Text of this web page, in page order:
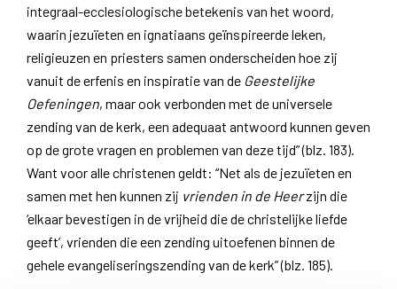
integraal-ecclesiologische betekenis van het woord,
waarin jezuïeten en ignatiaans geïnspireerde leken,
religieuzen en priesters samen onderscheiden hoe zij
vanuit de erfenis en inspiratie van de Geestelijke
Oefeningen, maar ook verbonden met de universele
zending van de kerk, een adequaat antwoord kunnen geven
op de grote vragen en problemen van deze tijd” (blz. 183).
Want voor alle christenen geldt: “Net als de jezuïeten en
samen met hen kunnen zij vrienden in de Heerzijn die
‘elkaar bevestigen in de vrijheid die de christelijke liefde
geeft’, vrienden die een zending uitoefenen binnen de
gehele evangeliseringszending van de kerk” (blz. 185).